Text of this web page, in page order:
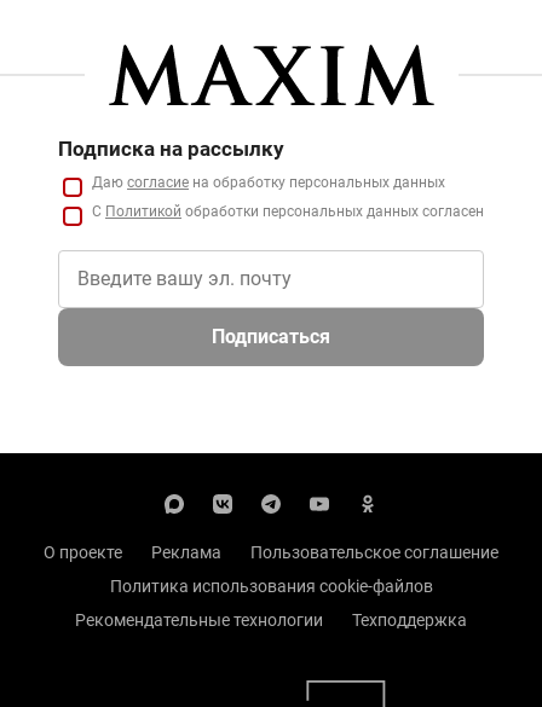
Подписка на рассылку
Даю согласие на обработку персональных данных
С Политикой обработки персональных данных согласен
Подписаться
О проекте Реклама
Пользовательское соглашение
Политика использования cookie-файлов
Рекомендательные технологии
Техподдержка